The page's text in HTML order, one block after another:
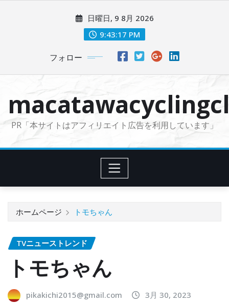
に
日曜日, 9 8月 2026
9:43:18 PM
フォロー
PR「本サイトはアフィリエイト広告を利用しています」
ホームページ トモちゃん
TVニューストレンド
トモちゃん
pikakichi2015@gmail.com
3月 30, 2023